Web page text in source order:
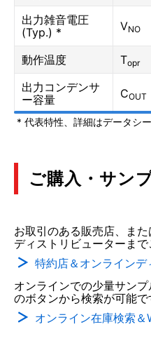
出力雑音電圧
(Typ.) *
VNO
動作温度 Topr
出力コンデンサ
ー容量
COUT
* 代表特性、詳細はデータシ
ご購入・サン
お取引のある販売店、ま
ディストリビューターまで
特約店＆オンライン
オンラインでの少量サン
のボタンから検索が可能で
オンライン在庫検索＆